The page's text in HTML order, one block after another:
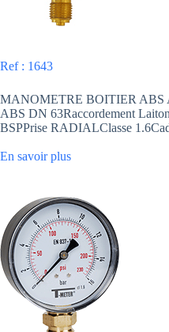
Ref : 1643
MANOMETRE BOITIER ABS
ABS DN 63Raccordement
BSPPrise RADIALClasse
En savoir plus